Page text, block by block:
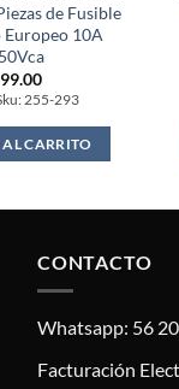
de Fusible
10A
99.00
255-293
CARRITO
CONTACTO
Whatsapp: 56
Facturación